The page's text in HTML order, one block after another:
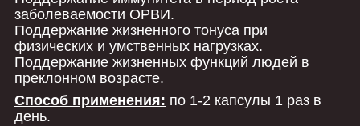
заболеваемости ОРВИ.
Поддержание жизненного тонуса при
физических и умственных нагрузках.
Поддержание жизненных функций людей в
преклонном возрасте.
Способ применения: по 1-2 капсулы 1 раз в
день.